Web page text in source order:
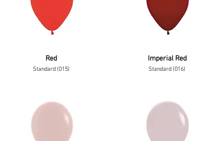
Red
Standard (015)
Imperial Red
Standard (016)